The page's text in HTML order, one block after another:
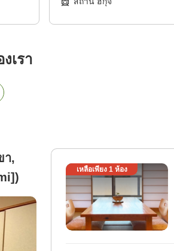
เรา
า,
เหลือเพียง 1ห้อง